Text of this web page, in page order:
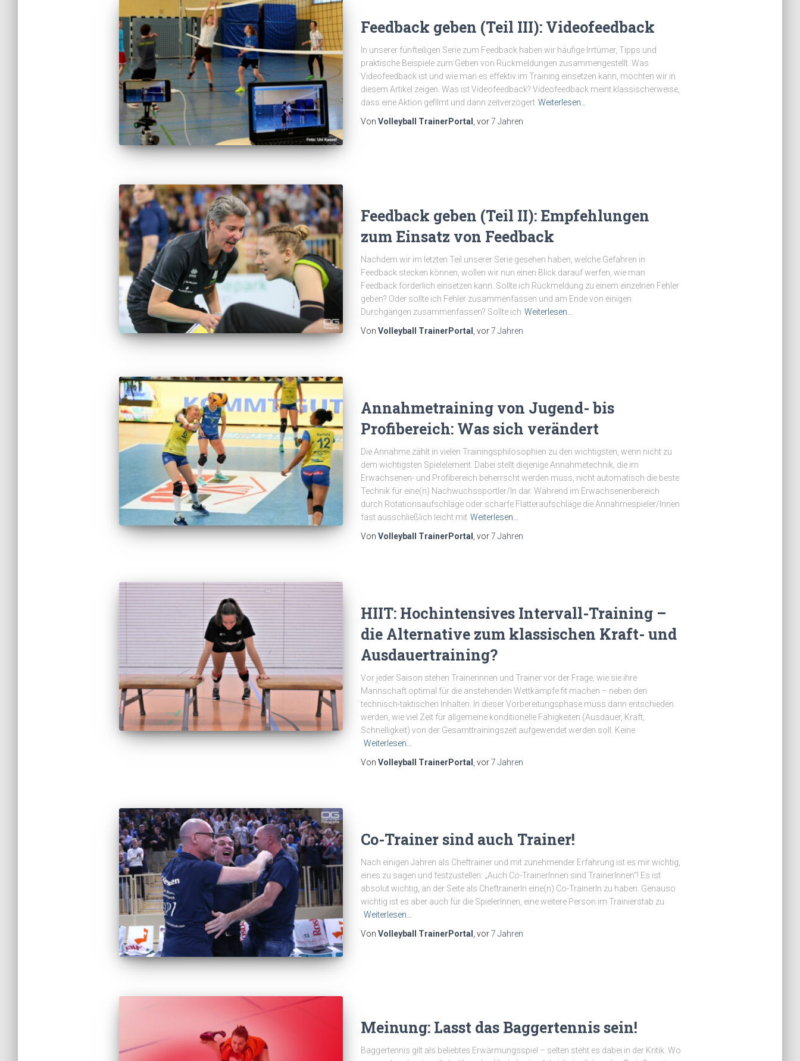
Feedback geben (Teil III): Videofeedback
In unserer fünfteiligen Serie zum Feedback haben wir häufige Irrtümer, Tipps und
praktische Beispiele zum Geben von Rückmeldungen zusammengestellt. Was
Videofeedback ist und wie man es effektiv im Training einsetzen kann, möchten wir in
diesem Artikel zeigen. Was ist Videofeedback? Videofeedback meint klassischerweise,
dass eine Aktion gefilmt und dann zeitverzögert Weiterlesen…
Von Volleyball TrainerPortal , vor7 Jahren
Feedback geben (Teil II): Empfehlungen
zum Einsatz von Feedback
Nachdem wir im letzten Teil unserer Serie gesehen haben, welche Gefahren in
Feedback stecken können, wollen wir nun einen Blick darauf werfen, wie man
Feedback förderlich einsetzen kann. Sollte ich Rückmeldung zu einem einzelnen Fehler
geben? Oder sollte ich Fehler zusammenfassen und am Ende von einigen
Durchgängen zusammenfassen? Sollte ich Weiterlesen…
Von Volleyball TrainerPortal , vor7 Jahren
Annahmetraining von Jugend- bis
Profibereich: Was sich verändert
Die Annahme zählt in vielen Trainingsphilosophien zu den wichtigsten, wenn nicht zu
dem wichtigsten Spielelement. Dabei stellt diejenige Annahmetechnik, die im
Erwachsenen- und Profibereich beherrscht werden muss, nicht automatisch die beste
Technik für eine(n) Nachwuchssportler/In dar. Während im Erwachsenenbereich
durch Rotationsaufschläge oder scharfe Flatteraufschläge die Annahmespieler/Innen
fast ausschließlich leicht mit Weiterlesen…
Von Volleyball TrainerPortal , vor7 Jahren
HIIT: Hochintensives Intervall-Training –
die Alternative zum klassischen Kraft- und
Ausdauertraining?
Vor jeder Saison stehen Trainerinnen und Trainer vor der Frage, wie sie ihre
Mannschaft optimal für die anstehenden Wettkämpfe fit machen – neben den
technisch-taktischen Inhalten. In dieser Vorbereitungsphase muss dann entschieden
werden, wie viel Zeit für allgemeine konditionelle Fähigkeiten (Ausdauer, Kraft,
Schnelligkeit) von der Gesamttrainingszeit aufgewendet werden soll. Keine
Weiterlesen…
Von Volleyball TrainerPortal , vor7 Jahren
Co-Trainer sind auch Trainer!
Nach einigen Jahren als Cheftrainer und mit zunehmender Erfahrung ist es mir wichtig,
eines zu sagen und festzustellen: „Auch Co-TrainerInnen sind TrainerInnen“! Es ist
absolut wichtig, an der Seite als CheftrainerIn eine(n) Co-TrainerIn zu haben. Genauso
wichtig ist es aber auch für die SpielerInnen, eine weitere Person im Trainierstab zu
Weiterlesen…
Von Volleyball TrainerPortal , vor7 Jahren
Meinung: Lasst das Baggertennis sein!
Baggertennis gilt als beliebtes Erwärmungsspiel – selten steht es dabei in der Kritik. Wo